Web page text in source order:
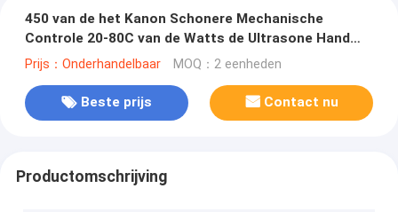
450 van de het Kanon Schonere Mechanische
Controle 20-80C van de Watts de Ultrasone Hand
Regelbare Verwarmer
Prijs：Onderhandelbaar MOQ：2 eenheden
Beste prijs Contact nu
Productomschrijving